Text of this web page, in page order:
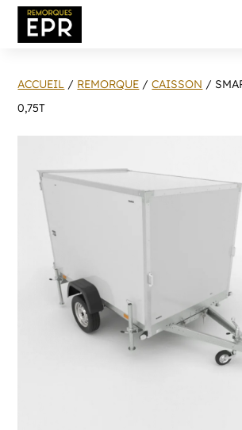
ACCUEIL / REMORQUE /CAISSON /
0,75T